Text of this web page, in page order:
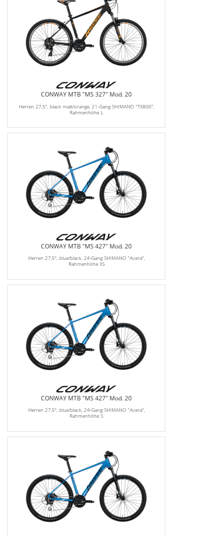
CONWAY MTB "MS 327" Mod. 20
Herren 27,5", black matt/orange, 21-Gang SHIMANO "TX800",
Rahmenhöhe L
CONWAY MTB "MS 427" Mod. 20
Herren 27,5", blue/black, 24-Gang SHIMANO "Acera",
Rahmenhöhe XS
CONWAY MTB "MS 427" Mod. 20
Herren 27,5", blue/black, 24-Gang SHIMANO "Acera",
Rahmenhöhe S